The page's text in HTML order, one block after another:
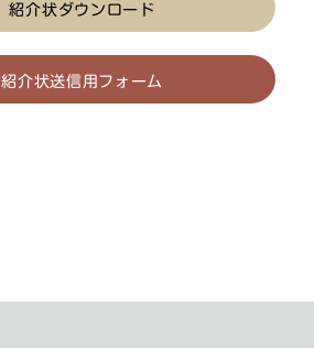
紹介状ダウンロード
紹介状送信用フォーム